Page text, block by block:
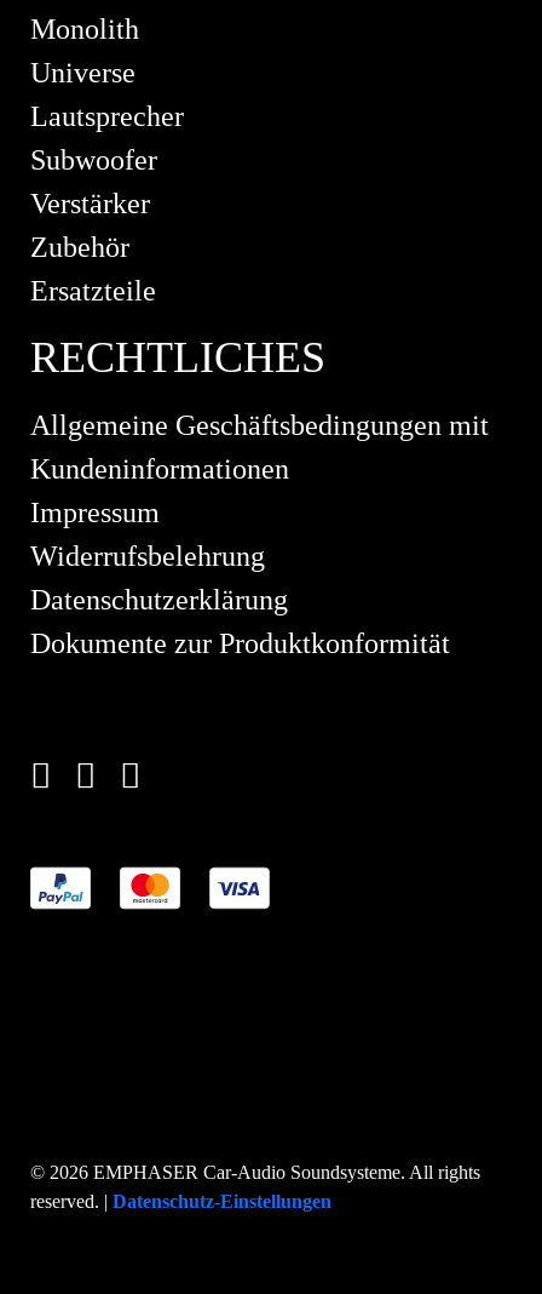
Monolith
Universe
Lautsprecher
Subwoofer
Verstärker
Zubehör
Ersatzteile
RECHTLICHES
Allgemeine Geschäftsbedingungen mit
Kundeninformationen
Impressum
Widerrufsbelehrung
Datenschutzerklärung
Dokumente zur Produktkonformität
© 2026 EMPHASER Car-Audio Soundsysteme. All rights
reserved. | Datenschutz-Einstellungen